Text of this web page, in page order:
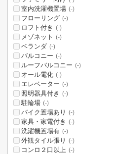
室内洗濯機置場 (-)
フローリング (-)
ロフト付き (-)
メゾネット (-)
ベランダ (-)
バルコニー (-)
ルーフバルコニー (-)
オール電化 (-)
エレベーター (-)
照明器具付き (-)
駐輪場 (-)
バイク置場あり (-)
家具・家電付き (-)
洗濯機置場有 (-)
外観タイル張り (-)
コンロ２口以上 (-)